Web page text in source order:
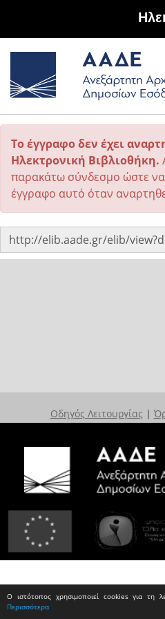
Ο ιστότοπος χρησιμοποιεί cookies για τη
Περισσότερα
Το έγγραφο δεν έχει
Ηλεκτρονική Βιβλιοθήκη.
παρακάτω σύνδεσμο ώστε
έγγραφο αυτό όταν
Οδηγός Λειτουργίας |